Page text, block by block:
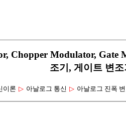
Chopper Modulator,
조기, 게이트 변조
이론 ▷ 아날로그 통신 ▷ 아날로그 진폭